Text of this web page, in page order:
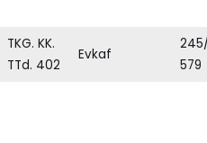
TKG. KK.
TTd. 402
Evkaf
245/
579